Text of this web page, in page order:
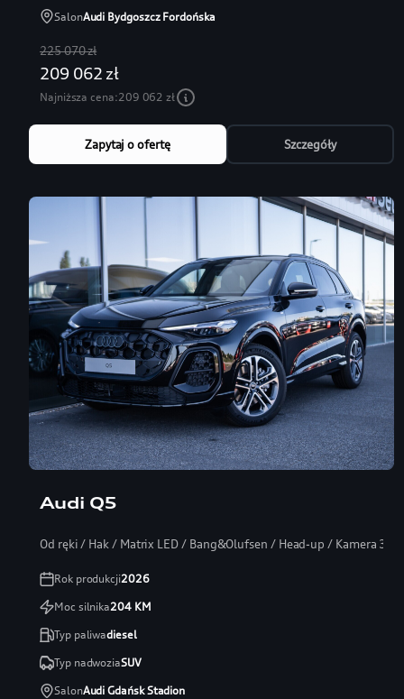
SalonAudi Bydgoszcz Fordońska
225 070 zł
209 062 zł
Najniższa cena:209 062 zł
Zapytaj o ofertę Szczegóły
Audi Q5
Od ręki / Hak / Matrix LED / Bang&Olufsen / Head-up / Kamera 360
Rok produkcji2026
Moc silnika204KM
Typ paliwadiesel
Typ nadwoziaSUV
SalonAudi Gdańsk Stadion